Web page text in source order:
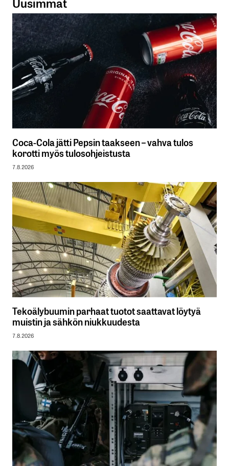
Coca-Cola jätti Pepsin taakseen – vahva tulos
korotti myös tulosohjeistusta
7.8.2026
Tekoälybuumin parhaat tuotot saattavat löytyä
muistin ja sähkön niukkuudesta
7.8.2026